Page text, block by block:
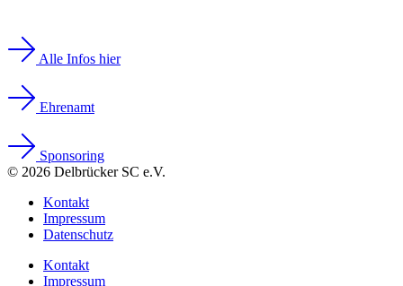
Alle Infos hier
Ehrenamt
Sponsoring
© 2026 Delbrücker SC e.V.
Kontakt
Impressum
Datenschutz
Kontakt
Impressum